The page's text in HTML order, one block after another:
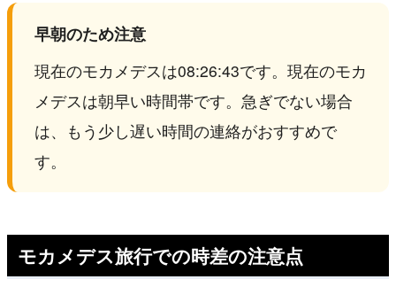
早朝のため注意
現在のモカメデスは08:26:43です。現在のモカ
メデスは朝早い時間帯です。急ぎでない場合
は、もう少し遅い時間の連絡がおすすめで
す。
モカメデス旅行での時差の注意点